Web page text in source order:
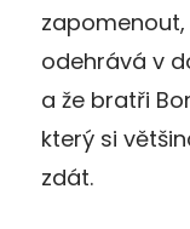
odehrává v
a že bratři
který si
zdát.